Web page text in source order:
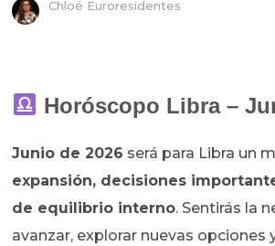
Chloé Euroresidentes
Horóscopo Libra –
Junio de 2026 será para Libra un
expansión, decisiones
de equilibrio interno. Sentirás la
avanzar, explorar nuevas opciones